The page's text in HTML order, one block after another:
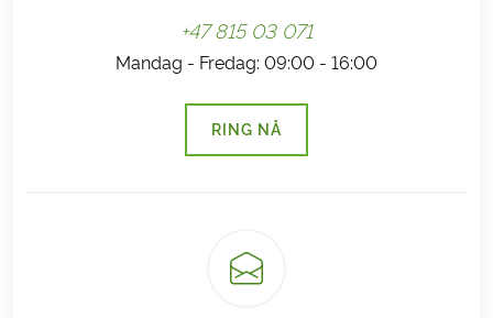
+47 815 03 071
Mandag - Fredag: 09:00 - 16:00
RING NÅ
(LENKE ÅPNES I NY FANE)